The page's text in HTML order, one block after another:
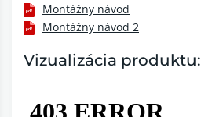
Montážny návod
Montážny návod 2
Vizualizácia produktu: